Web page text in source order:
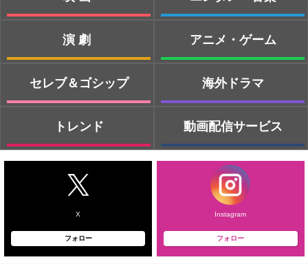
演劇
セレブ＆ゴシップ
トレンド
アニメ・ゲーム
海外ドラマ
動画配信サービス
X
フォロー
Instagram
フォロー